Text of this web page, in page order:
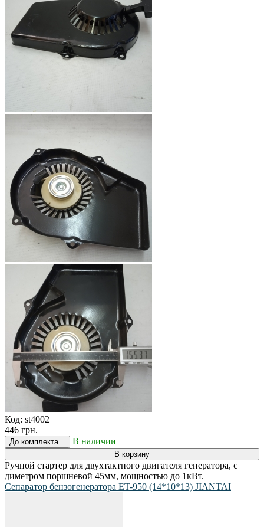
Код: st4002
446 грн.
До комплекта... В наличии
В корзину
Ручной стартер для двухтактного двигателя генератора, с
диметром поршневой 45мм, мощностью до 1кВт.
Сепаратор бензогенератора ET-950 (14*10*13) JIANTAI